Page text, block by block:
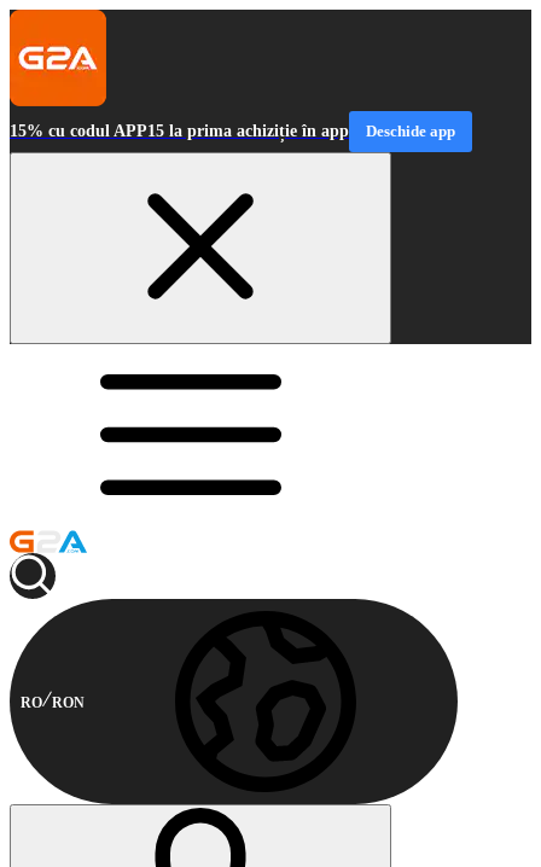
15% cu codul APP15 la prima achiziție în app Deschide app
RO RON